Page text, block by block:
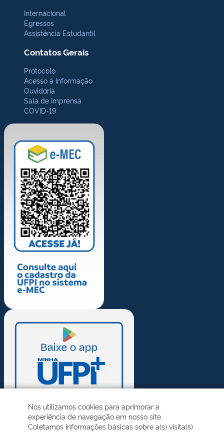
Internacional
Egressos
Assistência Estudantil
Contatos Gerais
Protocolo
Acesso à Informação
Ouvidoria
Sala de Imprensa
COVID-19
Nós utilizamos cookies para aprimorar a
experiência de navegação em nosso site.
Coletamos informações básicas sobre a(s) visita(s)